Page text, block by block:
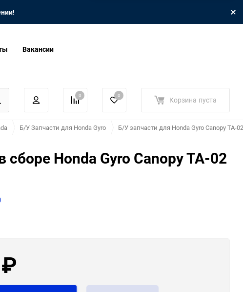
Вакансии
0 0 Корзина пуста
Б/У Запчасти для Honda Gyro Б/У запчасти для Honda Gyro Canopy TA-02
сборе Honda Gyro Canopy TA-02
₽